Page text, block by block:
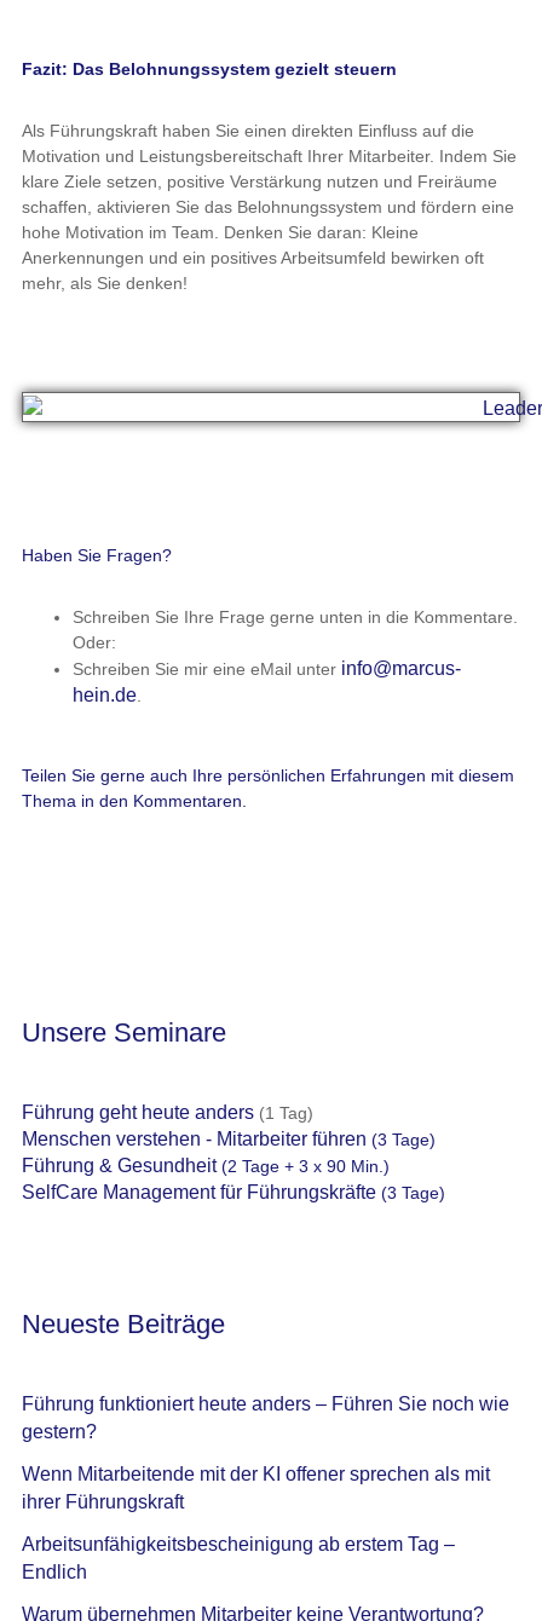
Fazit: Das Belohnungssystem gezielt steuern
Als Führungskraft haben Sie einen direkten Einfluss auf die
Motivation und Leistungsbereitschaft Ihrer Mitarbeiter. Indem Sie
klare Ziele setzen, positive Verstärkung nutzen und Freiräume
schaffen, aktivieren Sie das Belohnungssystem und fördern eine
hohe Motivation im Team. Denken Sie daran: Kleine
Anerkennungen und ein positives Arbeitsumfeld bewirken oft
mehr, als Sie denken!
Haben Sie Fragen?
Schreiben Sie Ihre Frage gerne unten in die Kommentare.
Oder:
Schreiben Sie mir eine eMail unter info@marcus-
hein.de.
Teilen Sie gerne auch Ihre persönlichen Erfahrungen mit diesem
Thema in den Kommentaren.
Unsere Seminare
Führung geht heute anders(1 Tag)
Menschen verstehen - Mitarbeiter führen (3 Tage)
Führung & Gesundheit(2 Tage + 3 x 90 Min.)
SelfCare Management für Führungskräfte(3 Tage)
Neueste Beiträge
Führung funktioniert heute anders – Führen Sie noch wie
gestern?
Wenn Mitarbeitende mit der KI offener sprechen als mit
ihrer Führungskraft
Arbeitsunfähigkeitsbescheinigung ab erstem Tag –
Endlich
Warum übernehmen Mitarbeiter keine Verantwortung?